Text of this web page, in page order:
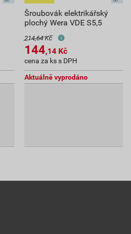
Šroubovák elektrikářský
plochý Wera VDE S5,5
214,64 Kč
144,14 Kč
cena za ks s DPH
Aktuálně vyprodáno